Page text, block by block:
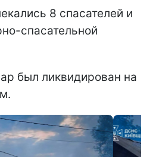
8 спасателей и
спасательной
был ликвидирован на